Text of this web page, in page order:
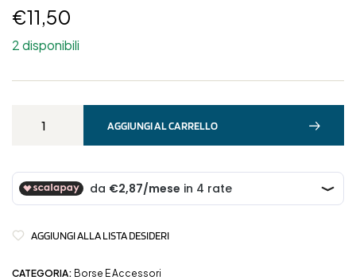
€11,50
2 disponibili
AGGIUNGI AL CARRELLO
AGGIUNGI ALLA LISTA DESIDERI
CATEGORIA: Borse E Accessori